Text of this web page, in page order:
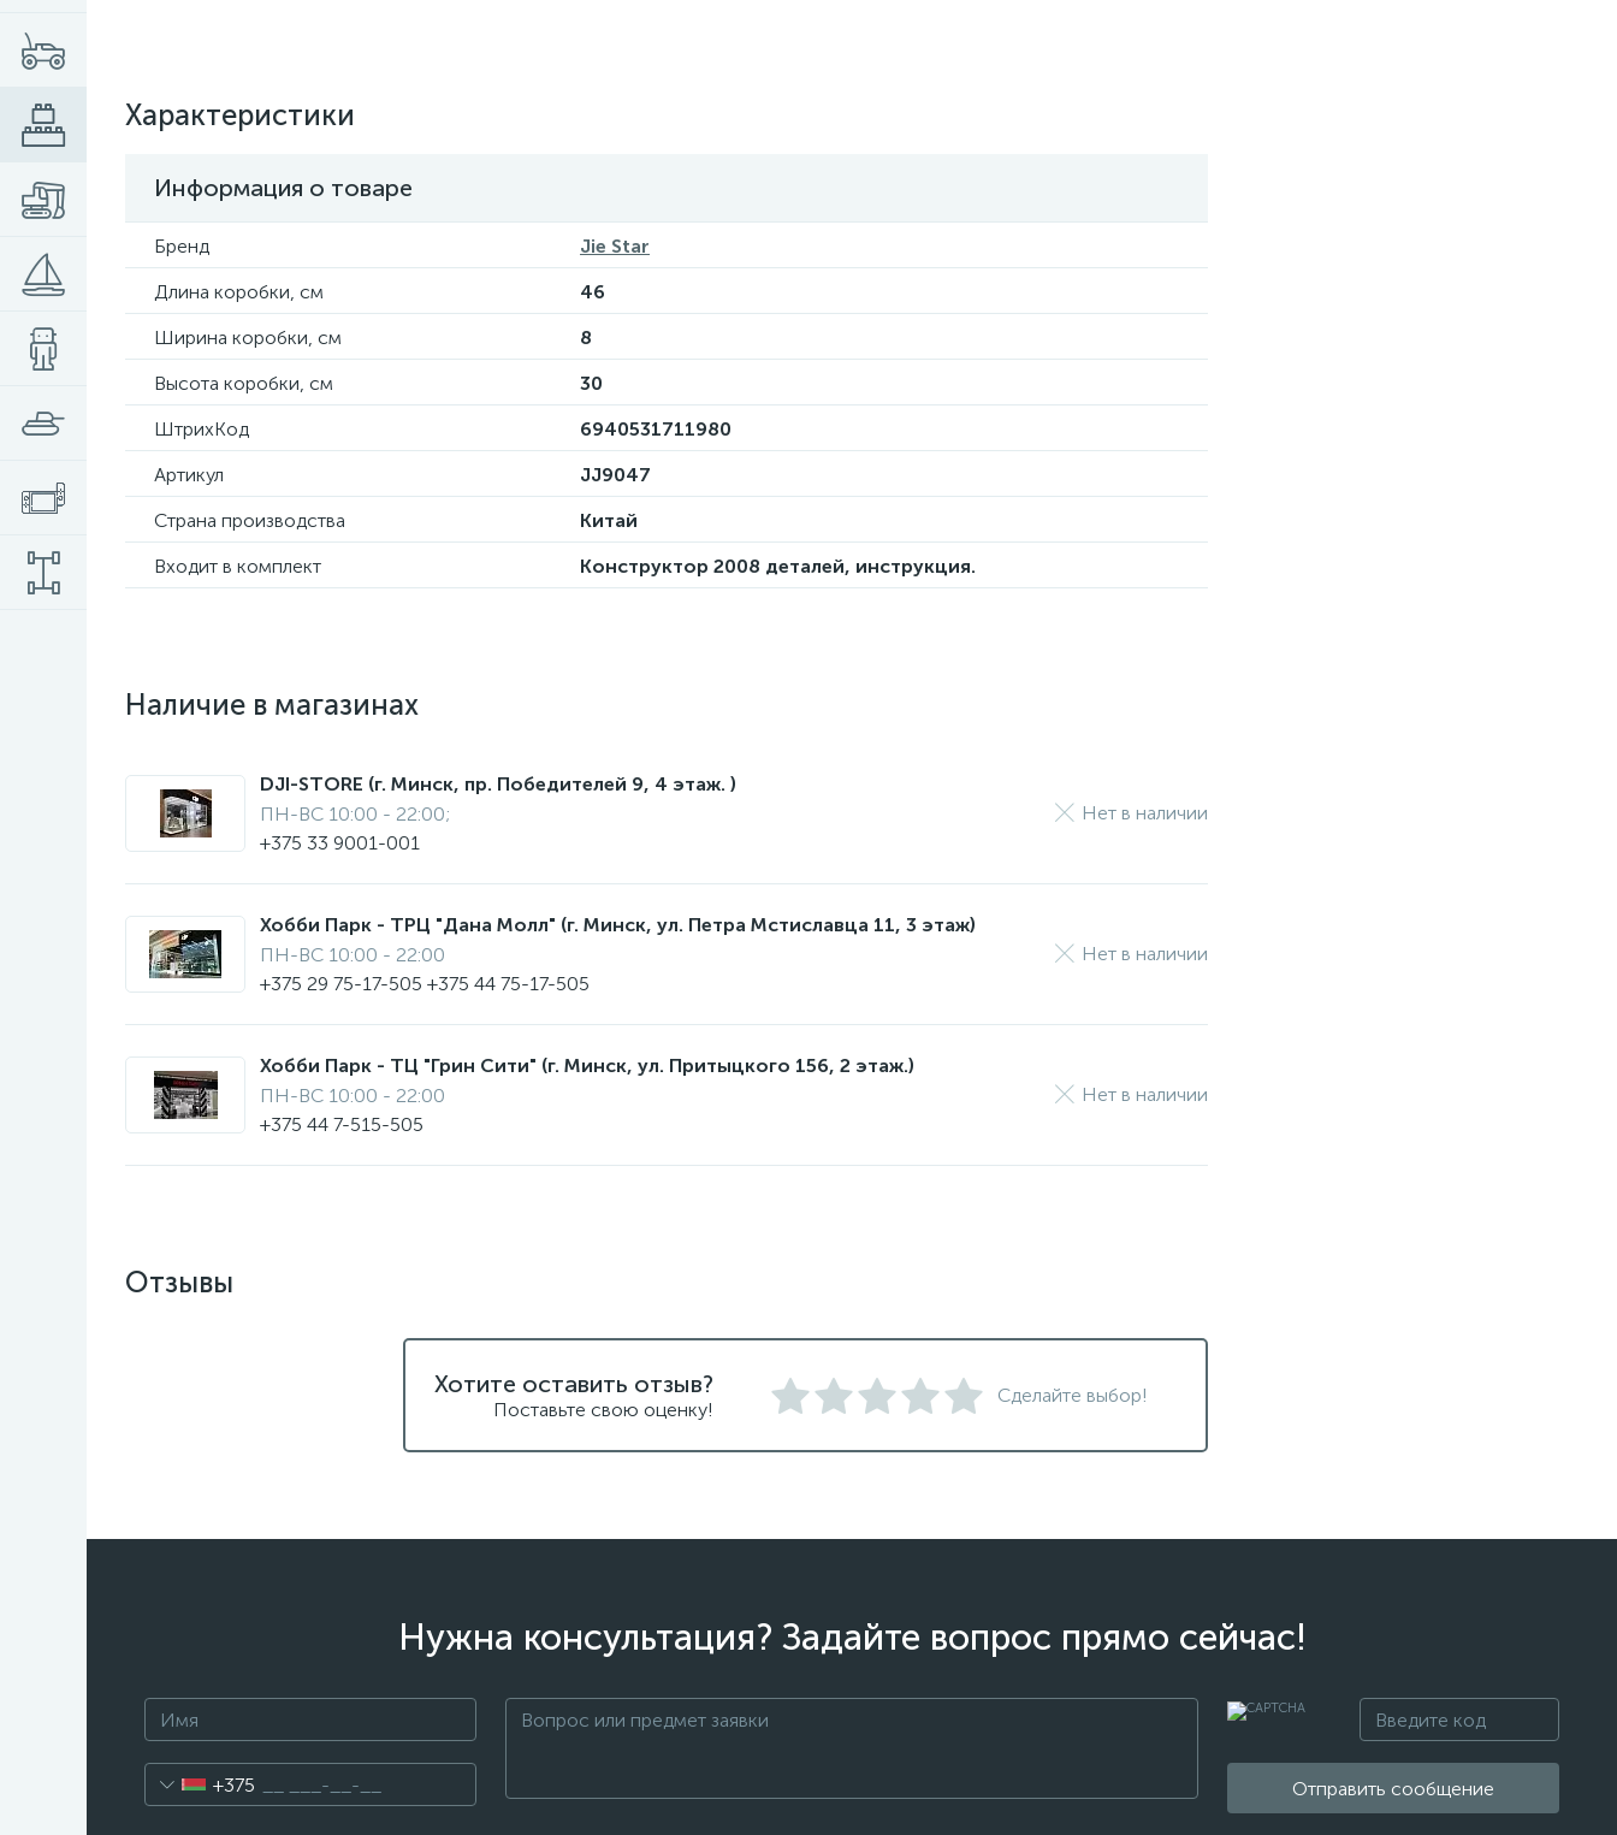
Характеристики
Информация о товаре
Бренд
Jie Star
Длина коробки, см
46
Ширина коробки, см
8
Высота коробки, см
30
ШтрихКод
6940531711980
Артикул
JJ9047
Страна производства
Китай
Входит в комплект
Конструктор 2008 деталей, инструкция.
Наличие в магазинах
DJI-STORE (г. Минск, пр. Победителей 9, 4 этаж. )
ПН-ВС 10:00 - 22:00;
+375 33 9001-001
Нет в наличии
Хобби Парк - ТРЦ "Дана Молл" (г. Минск, ул. Петра Мстиславца 11, 3 этаж)
ПН-ВС 10:00 - 22:00
+375 29 75-17-505 +375 44 75-17-505
Нет в наличии
Хобби Парк - ТЦ "Грин Сити" (г. Минск, ул. Притыцкого 156, 2 этаж.)
ПН-ВС 10:00 - 22:00
+375 44 7-515-505
Нет в наличии
Отзывы
Хотите оставить отзыв?
Поставьте свою оценку!
Сделайте выбор!
Нужна консультация? Задайте вопрос прямо сейчас!
+375 Отправить сообщение